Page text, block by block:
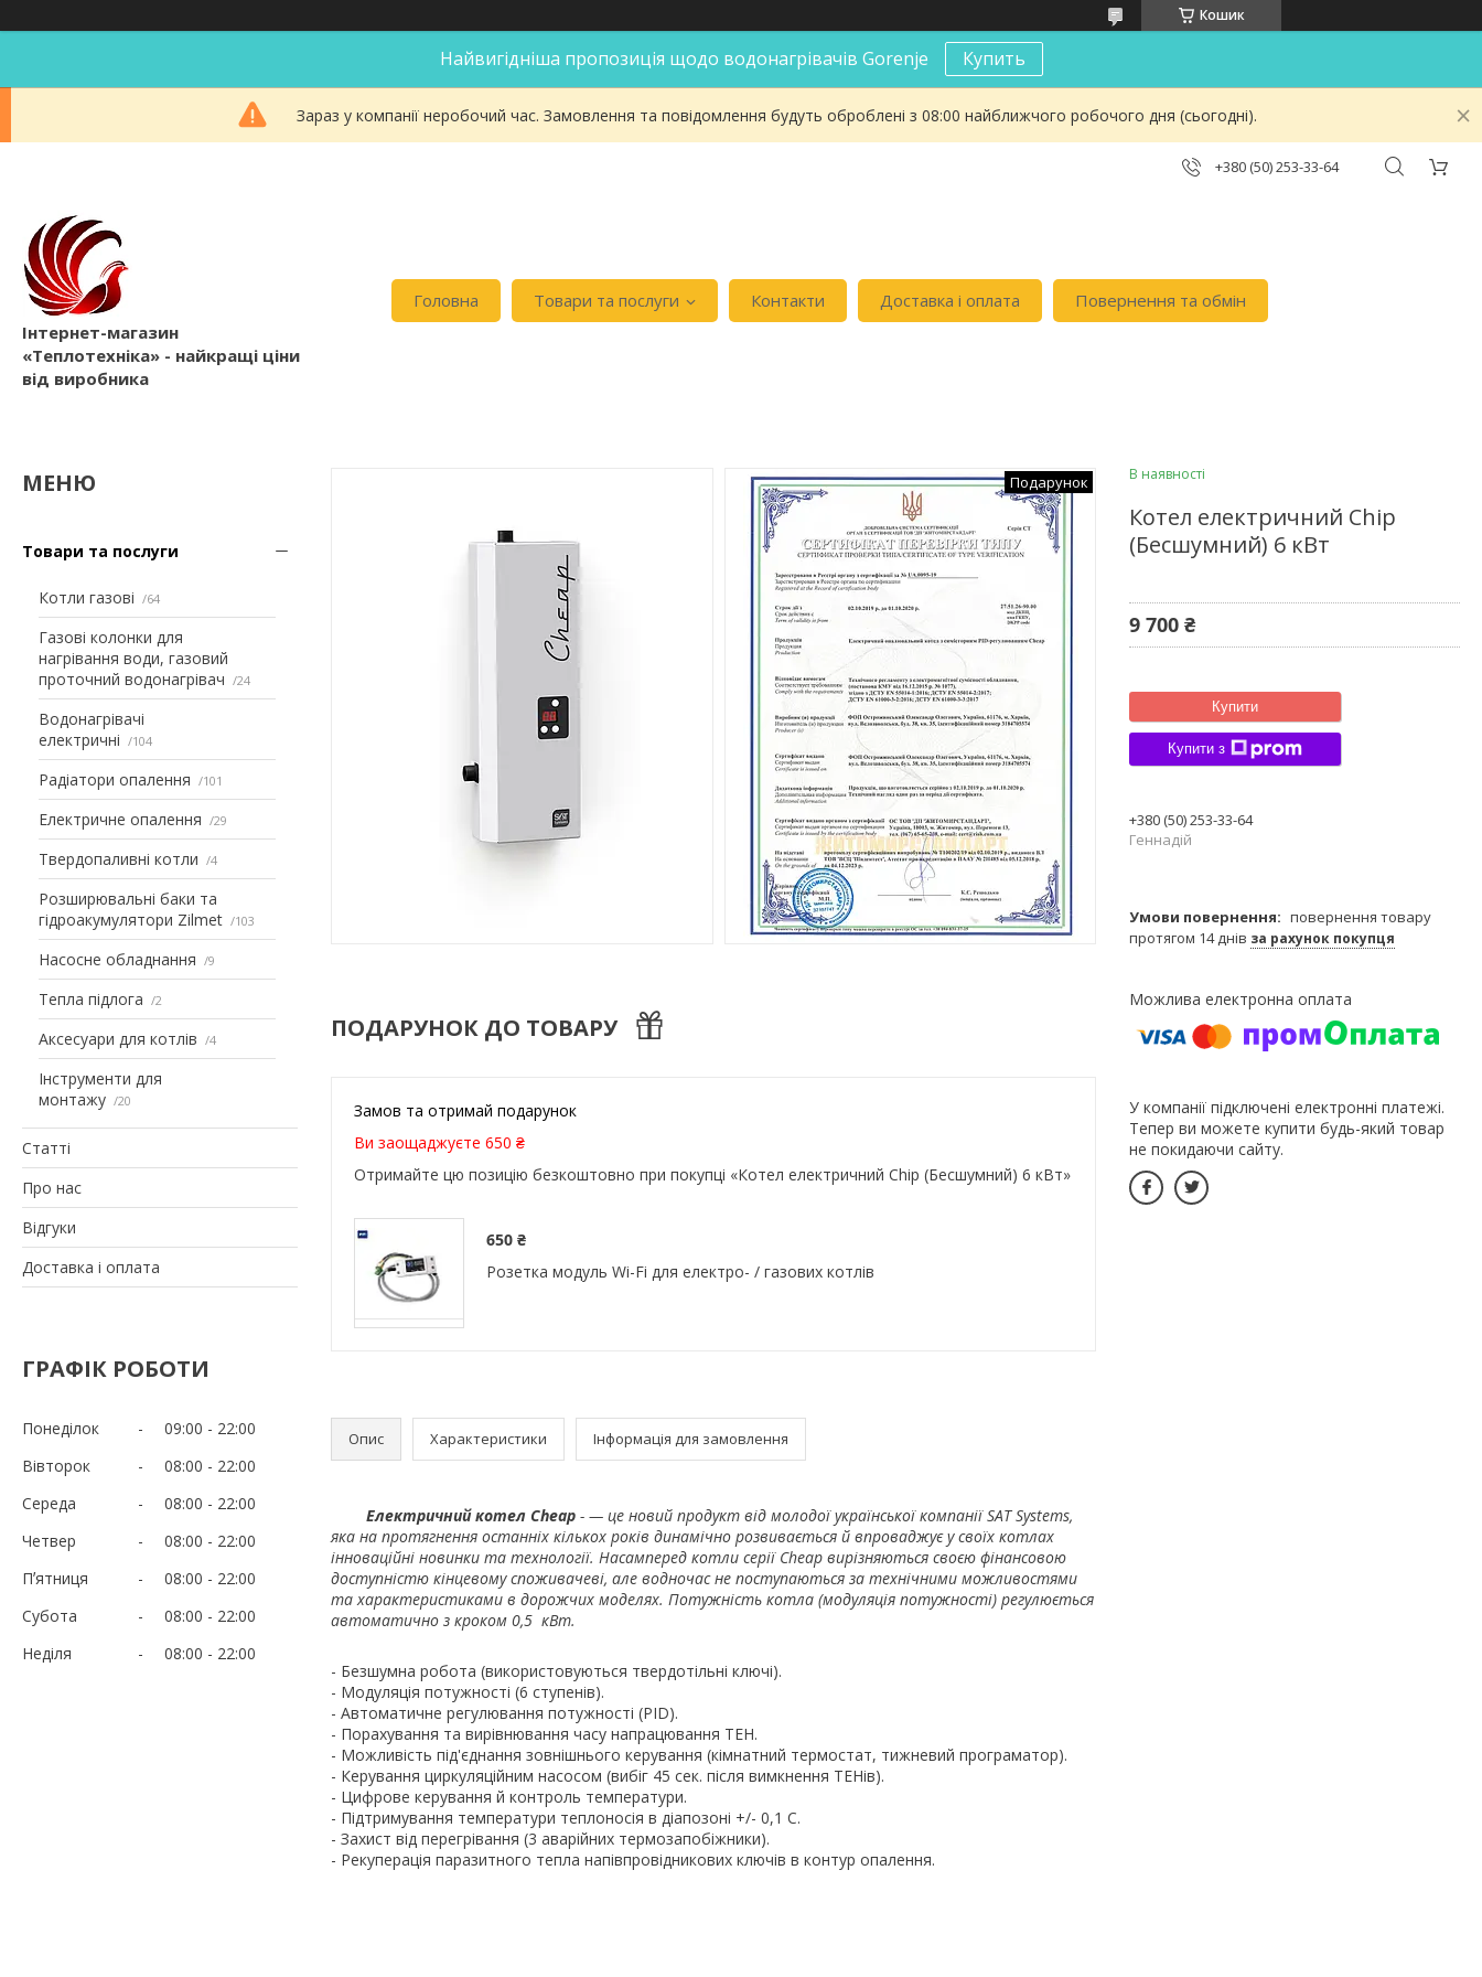
Кошик
Найвигідніша пропозиція щодо водонагрівачів Gorenje Купить
Зараз у компанії неробочий час. Замовлення та повідомлення будуть оброблені з 08:00 найближчого робочого дня (сьогодні).
+380 (50) 253-33-64
Інтернет-магазин
«Теплотехніка» - найкращі ціни
від виробника
Головна Товари та послуги Контакти Доставка і оплата Повернення та обмін
Товари та послуги
Котли газові 64
Газові колонки для
нагрівання води, газовий
проточний водонагрівач
24
Водонагрівачі
електричні
104
Радіатори опалення 101
Електричне опалення 29
Твердопаливні котли 4
Розширювальні баки та
гідроакумулятори Zilmet
103
Насосне обладнання 9
Тепла підлога 2
Аксесуари для котлів 4
Інструменти для
монтажу
20
Статті
Про нас
Відгуки
Доставка і оплата
ГРАФІК РОБОТИ
Понеділок 09:00
22:00
Вівторок
08:00
22:00
Середа
08:00
22:00
Четвер
08:00
22:00
Пʼятниця
08:00
22:00
Субота
08:00
22:00
Неділя
08:00 22:00
Подарунок
ПОДАРУНОК ДО ТОВАРУ
Замов та отримай подарунок
Ви заощаджуєте 650 ₴
Отримайте цю позицію безкоштовно при покупці «Котел електричний Chip (Бесшумний) 6 кВт»
650 ₴
Розетка модуль Wi-Fі для електро- / газових котлів
Опис Характеристики Інформація для замовлення
Електричний котел Cheap - — це новий продукт від молодої української компанії SAT Systems,
яка на протягнення останніх кількох років динамічно розвивається й впроваджує у своїх котлах
інноваційні новинки та технології. Насамперед котли серії Cheap вирізняються своєю фінансовою
доступністю кінцевому споживачеві, але водночас не поступаються за технічними можливостями
та характеристиками в дорожчих моделях. Потужність котла (модуляція потужності) регулюється
автоматично з кроком 0,5 кВт.
- Безшумна робота (використовуються твердотільні ключі).
- Модуляція потужності (6 ступенів).
- Автоматичне регулювання потужності (PID).
- Порахування та вирівнювання часу напрацювання ТЕН.
- Можливість під'єднання зовнішнього керування (кімнатний термостат, тижневий програматор).
- Керування циркуляційним насосом (вибіг 45 сек. після вимкнення ТЕНів).
- Цифрове керування й контроль температури.
- Підтримування температури теплоносія в діапозоні +/- 0,1 С.
- Захист від перегрівання (3 аварійних термозапобіжники).
- Рекуперація паразитного тепла напівпровідникових ключів в контур опалення.
В наявності
Котел електричний Chip
(Бесшумний) 6 кВт
9 700 ₴
Купити
Купити з
+380 (50) 253-33-64
Геннадій
повернення товару
протягом 14 днів за рахунок покупця
У компанії підключені електронні платежі.
Тепер ви можете купити будь-який товар
не покидаючи сайту.